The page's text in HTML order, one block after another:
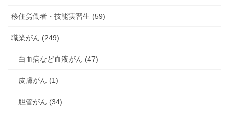
移住労働者・技能実習生 (59)
職業がん (249)
白血病など血液がん (47)
皮膚がん (1)
胆管がん (34)